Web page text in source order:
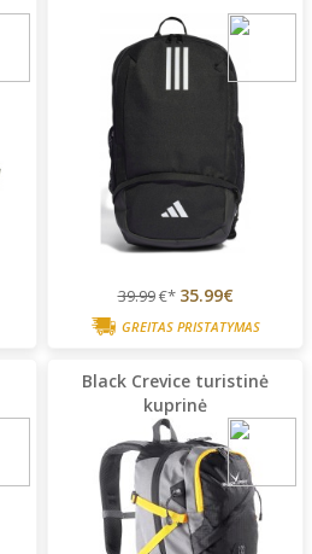
39.99€* 35.99€
GREITAS PRISTATYMAS
Black Crevice turistinė
kuprinė